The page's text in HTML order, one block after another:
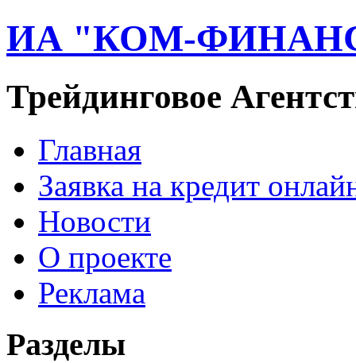
ИА "КОМ-
Трейдинговое
Главная
Заявка на кредит
Новости
О проекте
Реклама
Разделы